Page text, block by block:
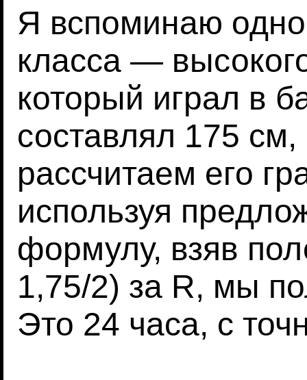
Я вспоминаю
класса —
который играл в
составлял 175
рассчитаем его
используя
формулу, взяв
1,75/2) за R, мы
Это 24 часа, с